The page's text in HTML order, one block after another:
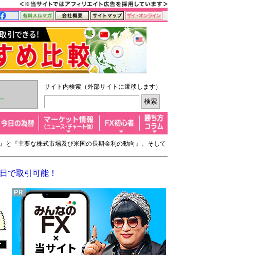
--
サイト内検索（外部サイトに遷移します）
と『主要な株式市場及び米国の長期金利の動向』、そして
で取引可能！